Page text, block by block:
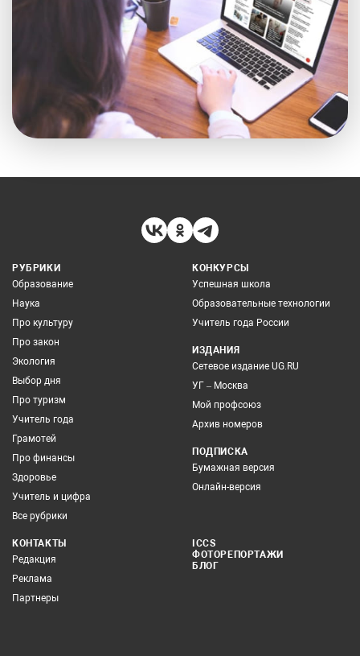
РУБРИКИ
Образование
Наука
Про культуру
Про закон
Экология
Выбор дня
Про туризм
Учитель года
Грамотей
Про финансы
Здоровье
Учитель и цифра
Все рубрики
КОНКУРСЫ
Успешная школа
Образовательные технологии
Учитель года России
ИЗДАНИЯ
Сетевое издание UG.RU
УГ – Москва
Мой профсоюз
Архив номеров
ПОДПИСКА
Бумажная версия
Онлайн-версия
КОНТАКТЫ
Редакция
Реклама
Партнеры
ICCS
ФОТОРЕПОРТАЖИ
БЛОГ